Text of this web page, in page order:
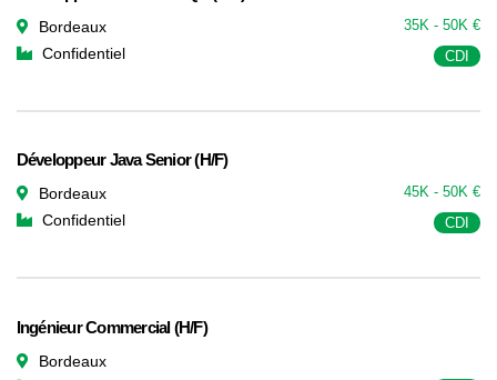
Bordeaux
Confidentiel
CDI
35K - 50K €
Développeur Java Senior (H/F)
Bordeaux
Confidentiel
CDI
45K - 50K €
Ingénieur Commercial (H/F)
Bordeaux